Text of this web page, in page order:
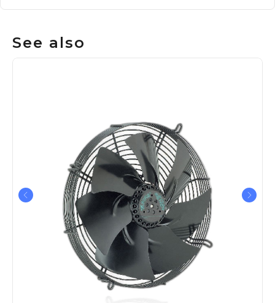
See also